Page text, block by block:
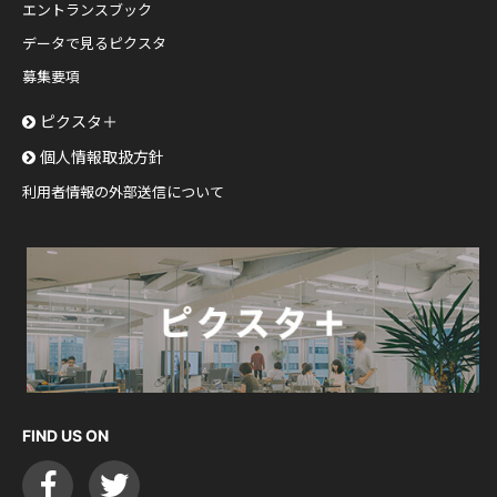
エントランスブック
データで見るピクスタ
募集要項
ピクスタ＋
個人情報取扱方針
利用者情報の外部送信について
FIND US ON